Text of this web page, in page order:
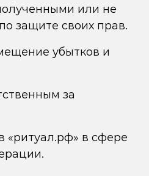
или не
защите своих прав.
убытков и
за
«ритуал.рф» в сфере